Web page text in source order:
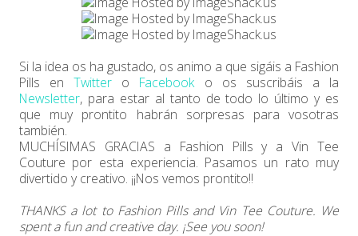
Si la idea os ha gustado, os animo a que sigáis a Fashion
Pills enTwitter o Facebooko os suscribáis a la
Newsletter, para estar al tanto de todo lo último y es
que muy prontito habrán sorpresas para vosotras
también.
MUCHÍSIMAS GRACIAS a Fashion Pills y a Vin Tee
Couture por esta experiencia. Pasamos un rato muy
divertido y creativo. ¡¡Nos vemos prontito!!
THANKS a lot to Fashion Pills and Vin Tee Couture. We
spent a fun and creative day. ¡See you soon!